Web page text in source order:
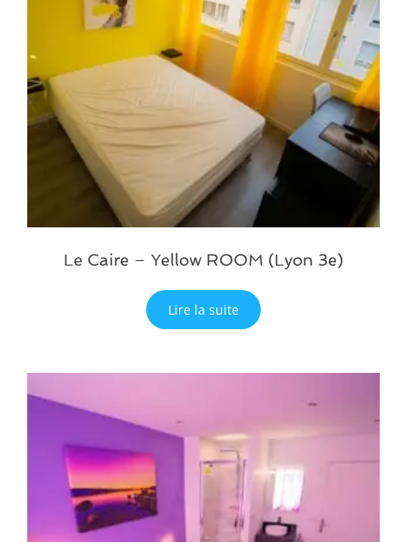
Le Caire – Yellow ROOM (Lyon 3e)
Lire la suite